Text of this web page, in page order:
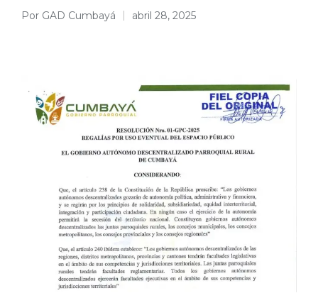
Publicado
Por GAD Cumbayá abril 28, 2025